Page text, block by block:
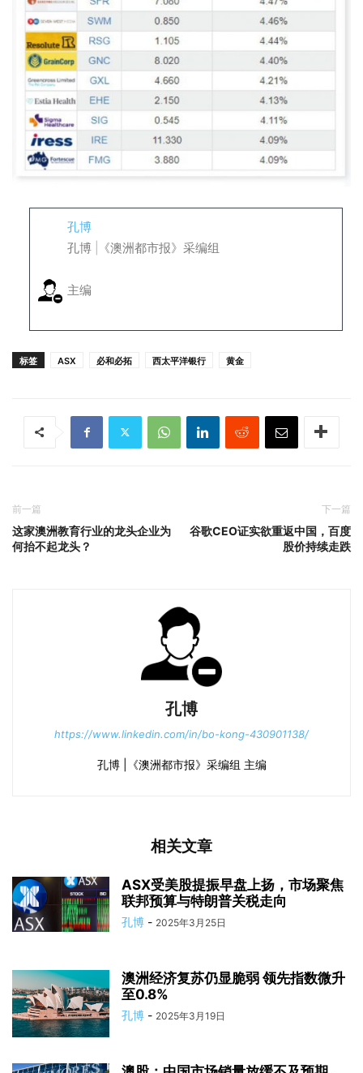
孔博
孔博 |《澳洲都市报》采编组
主编
标签 ASX 必和必拓 西太平洋银行 黄金
前一篇
这家澳洲教育行业的龙头企业为
何抬不起龙头？
下一篇
谷歌CEO证实欲重返中国，百度
股价持续走跌
孔博
https://www.linkedin.com/in/bo-kong-430901138/
孔博 |《澳洲都市报》采编组 主编
相关文章
ASX受美股提振早盘上扬，市场聚焦
联邦预算与特朗普关税走向
孔博 - 2025年3月25日
澳洲经济复苏仍显脆弱 领先指数微升
至0.8%
孔博 - 2025年3月19日